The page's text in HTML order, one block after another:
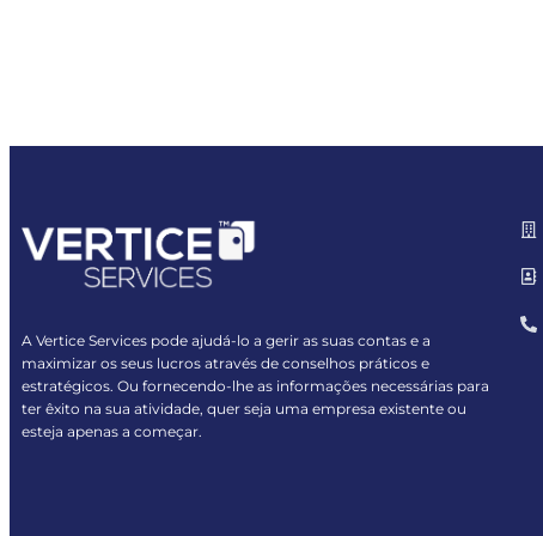
A Vertice Services pode ajudá-lo a gerir as suas contas e a
maximizar os seus lucros através de conselhos práticos e
estratégicos. Ou fornecendo-lhe as informações necessárias para
ter êxito na sua atividade, quer seja uma empresa existente ou
esteja apenas a começar.